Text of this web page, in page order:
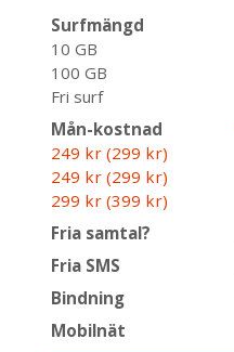
Surfmängd
10 GB
100 GB
Fri surf
Mån-kostnad
249 kr (299 kr)
249 kr (299 kr)
299 kr (399 kr)
Fria samtal?
Fria SMS
Bindning
Mobilnät